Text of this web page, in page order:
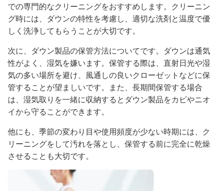
での専門的なクリーニングをおすすめします。クリーニン
グ時には、ダウンの特性を考慮し、適切な洗剤と温度で優
しく洗浄してもらうことが大切です。
次に、ダウン製品の保管方法についてです。ダウンは通気
性がよく、湿気を嫌います。保管する際は、直射日光や湿
気の多い場所を避け、風通しの良いクローゼットなどに保
管することが望ましいです。また、長期間保管する場合
は、湿気取りを一緒に収納するとダウン製品をカビやニオ
イから守ることができます。
他にも、季節の変わり目や使用頻度が少ない時期には、ク
リーニングをして汚れを落とし、保管する前に完全に乾燥
させることも大切です。